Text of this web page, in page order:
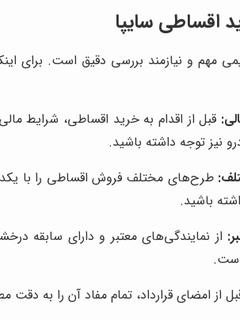
اقساطی سایپا
مهم و نیازمند بررسی دقیق است. برای
قبل از اقدام به خرید اقساطی، شرایط
نیز توجه داشته باشید.
طرح‌های مختلف فروش اقساطی را با
باشید.
از نمایندگی‌های معتبر و دارای سابقه
است.
از امضای قرارداد، تمام مفاد آن را به دقت